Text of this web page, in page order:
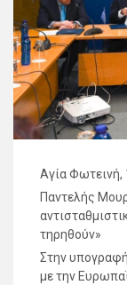
Αγία Φωτεινή,
Παντελής
τηρηθούν»
Στην
με την